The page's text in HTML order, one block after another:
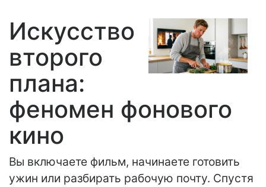
Искусство
второго
плана:
феномен фонового
кино
Вы включаете фильм, начинаете готовить
ужин или разбирать рабочую почту. Спустя